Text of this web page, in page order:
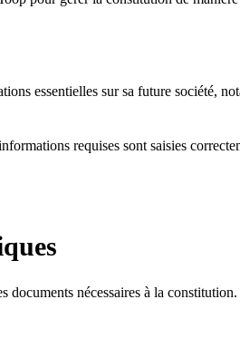
essentielles sur sa future société,
requises sont saisies
nécessaires à la